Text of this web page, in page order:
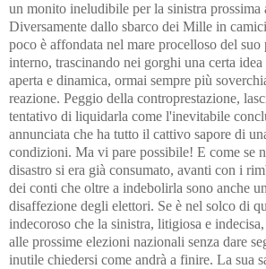
un monito ineludibile per la sinistra prossima
Diversamente dallo sbarco dei Mille in
poco è affondata nel mare procelloso del suo
interno, trascinando nei gorghi una certa
aperta e dinamica, ormai sempre più
reazione. Peggio della controprestazione,
tentativo di liquidarla come l'inevitabile
annunciata che ha tutto il cattivo sapore di
condizioni. Ma vi pare possibile! E come se
disastro si era già consumato, avanti con i
dei conti che oltre a indebolirla sono anche
disaffezione degli elettori. Se è nel solco di
indecoroso che la sinistra, litigiosa e
alle prossime elezioni nazionali senza dare
inutile chiedersi come andrà a finire. La sua